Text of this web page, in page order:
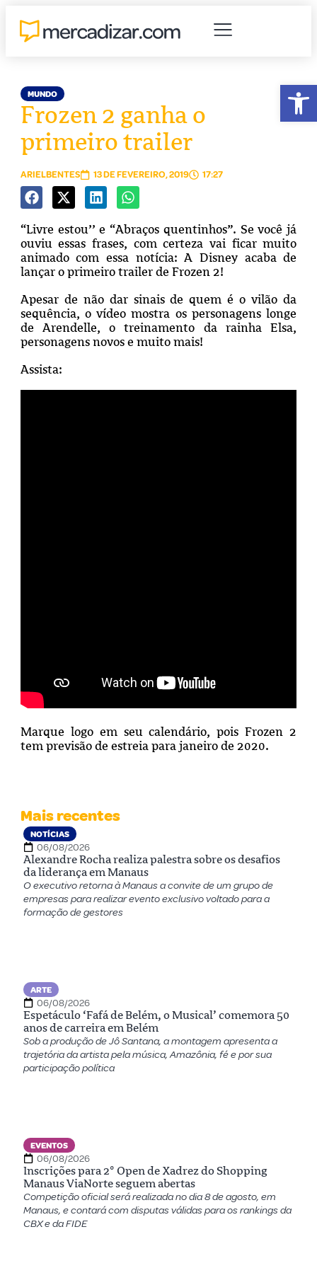
MUNDO
Frozen 2 ganha o
primeiro trailer
ARIELBENTES 13 DE FEVEREIRO, 2019 17:27
“Livre estou’’ e “Abraços quentinhos”. Se você já
ouviu essas frases, com certeza vai ficar muito
animado com essa notícia: A Disney acaba de
lançar o primeiro trailer de Frozen 2!
Apesar de não dar sinais de quem é o vilão da
sequência, o vídeo mostra os personagens longe
de Arendelle, o treinamento da rainha Elsa,
personagens novos e muito mais!
Assista:
Marque logo em seu calendário, pois Frozen 2
tem previsão de estreia para janeiro de 2020.
Mais recentes
NOTÍCIAS
06/08/2026
Alexandre Rocha realiza palestra sobre os desafios
da liderança em Manaus
O executivo retorna à Manaus a convite de um grupo de
empresas para realizar evento exclusivo voltado para a
formação de gestores
ARTE
06/08/2026
Espetáculo ‘Fafá de Belém, o Musical’ comemora 50
anos de carreira em Belém
Sob a produção de Jô Santana, a montagem apresenta a
trajetória da artista pela música, Amazônia, fé e por sua
participação política
EVENTOS
06/08/2026
Inscrições para 2º Open de Xadrez do Shopping
Manaus ViaNorte seguem abertas
Competição oficial será realizada no dia 8 de agosto, em
Manaus, e contará com disputas válidas para os rankings da
CBX e da FIDE